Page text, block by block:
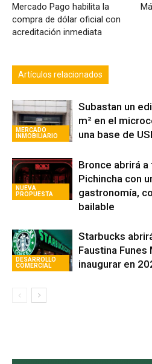
Mercado Pago habilita la
compra de dólar oficial con
acreditación inmediata
Artículos relacionados
MERCADO
INMOBILIARIO
Subastan un
m² en el
una base de
NUEVA
PROPUESTA
Bronce abrirá
Pichincha con
gastronomía,
bailable
DESARROLLO
COMERCIAL
Starbucks
Faustina Funes
inaugurar en